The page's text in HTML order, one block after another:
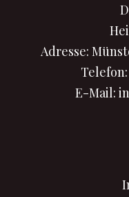
Adresse:
Telefon:
E-Mail: